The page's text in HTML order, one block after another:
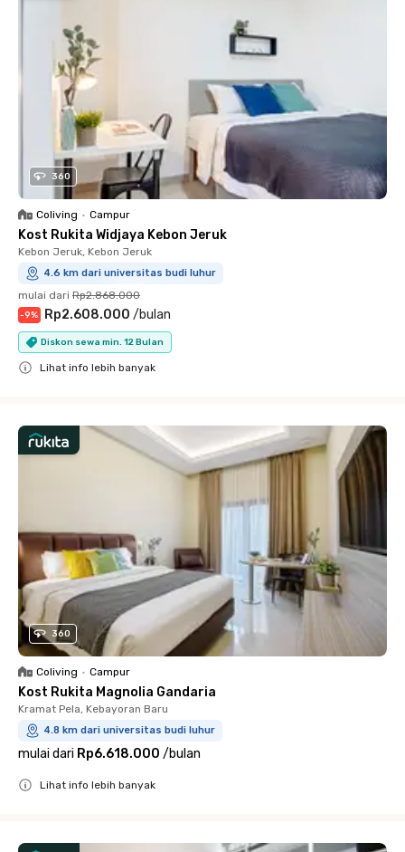
360
Coliving • Campur
Kost Rukita Widjaya Kebon Jeruk
Kebon Jeruk, Kebon Jeruk
4.6 km dari universitas budi luhur
mulai dari Rp2.868.000
-9% Rp2.608.000 /bulan
Diskon sewa min. 12 Bulan
Lihat info lebih banyak
360
Coliving • Campur
Kost Rukita Magnolia Gandaria
Kramat Pela, Kebayoran Baru
4.8 km dari universitas budi luhur
mulai dari Rp6.618.000 /bulan
Lihat info lebih banyak